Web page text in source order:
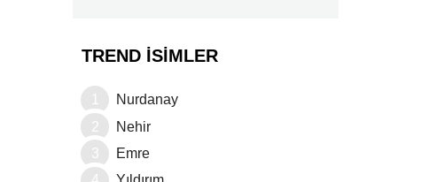
TREND İSIMLER
Nurdanay
Nehir
Emre